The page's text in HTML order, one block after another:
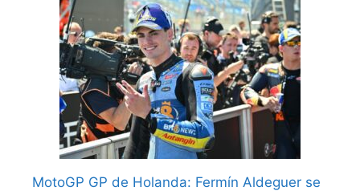
MotoGP GP de Holanda: Fermín Aldeguer se